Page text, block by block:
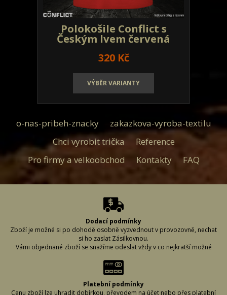
Polokošile Conflict s
Českým lvem červená
320 Kč
o-nas-pribeh-znacky
zakazkova-vyroba-textilu
Chci vyrobit trička
Reference
Pro firmy a velkoobchod
Kontakty FAQ
Dodací podmínky
Zboží je možné si po dohodě osobně vyzvednout v provozovně, nechat
si ho zaslat Zásilkovnou.
Vámi objednané zboží se snažíme odeslat vždy v co nejkratší možné
abyste při vyplňování dodacích údajů řádně vyplnili požadované
informace. (Může se stát, že napíšete špatně adresu či uděláte chybu ve
svém příjmení a zboží nelze doručit.) Proto si, prosím, vyplněné údaje
vždy zkontrolujte, aby se předešlo případnému zbytečnému zdržení či
Platební podmínky
Cenu zboží lze uhradit dobírkou, převodem na účet nebo přes platební